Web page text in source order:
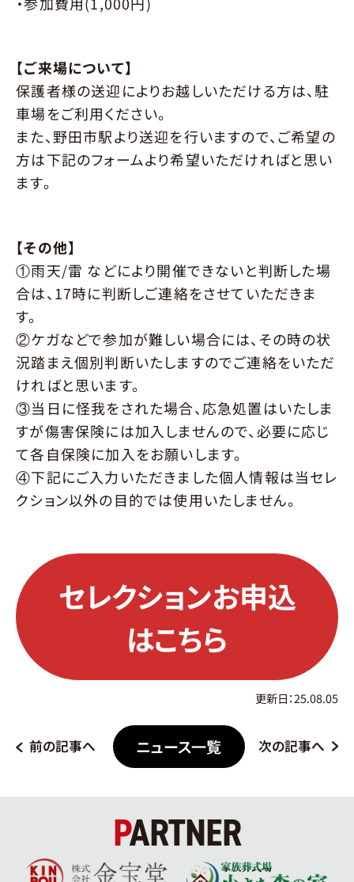
【ご来場について】
保護者様の送迎によりお越しいただける方は、駐
車場をご利用ください。
また、野田市駅より送迎を行いますので、ご希望の
方は下記のフォームより希望いただければと思い
ます。
【その他】
①雨天/雷 などにより開催できないと判断した場
合は、17時に判断しご連絡をさせていただきま
す。
②ケガなどで参加が難しい場合には、その時の状
況踏まえ個別判断いたしますのでご連絡をいただ
ければと思います。
③当日に怪我をされた場合、応急処置はいたしま
すが傷害保険には加入しませんので、必要に応じ
て各自保険に加入をお願いします。
④下記にご入力いただきました個人情報は当セレ
クション以外の目的では使用いたしません。
セレクションお申込
はこちら
更新日：25.08.05
前の記事へ ニュース一覧 次の記事へ
PARTNER